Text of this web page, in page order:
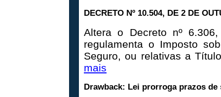
DECRETO Nº 10.504, DE 2 DE
Altera o Decreto nº
regulamenta o Imposto
Seguro, ou relativas a
mais
Drawback: Lei prorroga prazos